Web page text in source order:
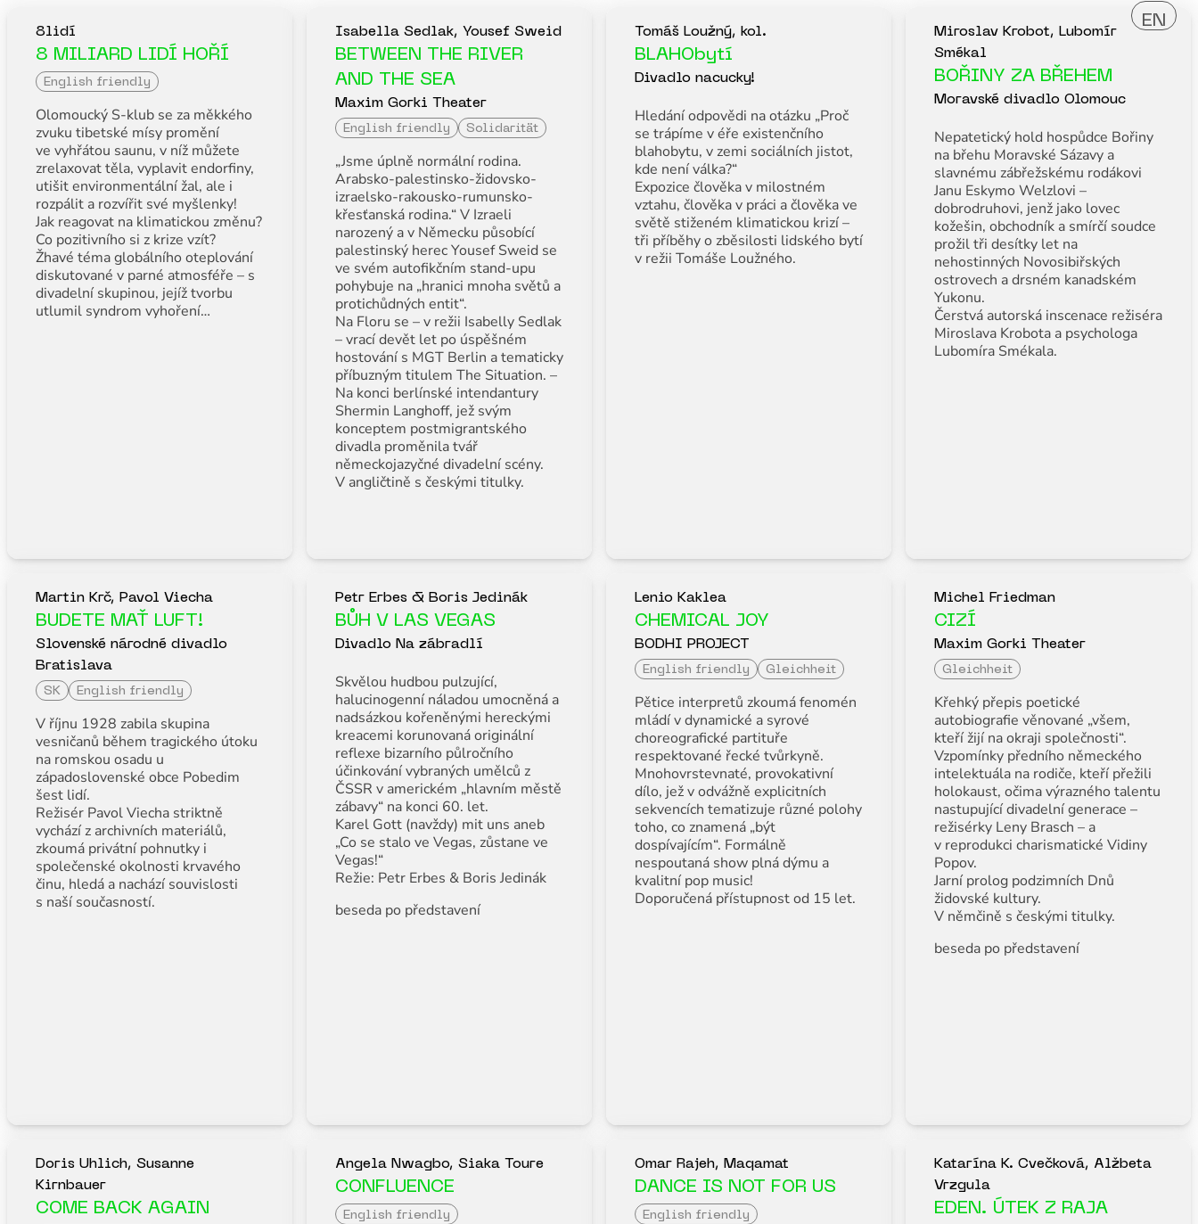
EN
8lidí
8 MILIARD LIDÍ HOŘÍ
English friendly
Olomoucký S-klub se za měkkého
zvuku tibetské mísy promění
ve vyhřátou saunu, v níž můžete
zrelaxovat těla, vyplavit endorfiny,
utišit environmentální žal, ale i
rozpálit a rozvířit své myšlenky!
Jak reagovat na klimatickou změnu?
Co pozitivního si z krize vzít?
Žhavé téma globálního oteplování
diskutované v parné atmosféře – s
divadelní skupinou, jejíž tvorbu
utlumil syndrom vyhoření…
Isabella Sedlak, Yousef Sweid
BETWEEN THE RIVER
AND THE SEA
Maxim Gorki Theater
English friendly Solidarität
„Jsme úplně normální rodina.
Arabsko-palestinsko-židovsko-
izraelsko-rakousko-rumunsko-
křesťanská rodina.“ V Izraeli
narozený a v Německu působící
palestinský herec Yousef Sweid se
ve svém autofikčním stand-upu
pohybuje na „hranici mnoha světů a
protichůdných entit“.
Na Floru se – v režii Isabelly Sedlak
– vrací devět let po úspěšném
hostování s MGT Berlin a tematicky
příbuzným titulem The Situation. –
Na konci berlínské intendantury
Shermin Langhoff, jež svým
konceptem postmigrantského
divadla proměnila tvář
německojazyčné divadelní scény.
V angličtině s českými titulky.
Tomáš Loužný, kol.
BLAHObytí
Divadlo nacucky!
Hledání odpovědi na otázku „Proč
se trápíme v éře existenčního
blahobytu, v zemi sociálních jistot,
kde není válka?“
Expozice člověka v milostném
vztahu, člověka v práci a člověka ve
světě stiženém klimatickou krizí –
tři příběhy o zběsilosti lidského bytí
v režii Tomáše Loužného.
Miroslav Krobot, Lubomír
Smékal
BOŘINY ZA BŘEHEM
Moravské divadlo Olomouc
Nepatetický hold hospůdce Bořiny
na břehu Moravské Sázavy a
slavnému zábřežskému rodákovi
Janu Eskymo Welzlovi –
dobrodruhovi, jenž jako lovec
kožešin, obchodník a smírčí soudce
prožil tři desítky let na
nehostinných Novosibiřských
ostrovech a drsném kanadském
Yukonu.
Čerstvá autorská inscenace režiséra
Miroslava Krobota a psychologa
Lubomíra Smékala.
Martin Krč, Pavol Viecha
BUDETE MAŤ LUFT!
Slovenské národné divadlo
Bratislava
SK English friendly
V říjnu 1928 zabila skupina
vesničanů během tragického útoku
na romskou osadu u
západoslovenské obce Pobedim
šest lidí.
Režisér Pavol Viecha striktně
vychází z archivních materiálů,
zkoumá privátní pohnutky i
společenské okolnosti krvavého
činu, hledá a nachází souvislosti
s naší současností.
Petr Erbes & Boris Jedinák
BŮH V LAS VEGAS
Divadlo Na zábradlí
Skvělou hudbou pulzující,
halucinogenní náladou umocněná a
nadsázkou kořeněnými hereckými
kreacemi korunovaná originální
reflexe bizarního půlročního
účinkování vybraných umělců z
ČSSR v americkém „hlavním městě
zábavy“ na konci 60. let.
Karel Gott (navždy) mit uns aneb
„Co se stalo ve Vegas, zůstane ve
Vegas!“
Režie: Petr Erbes & Boris Jedinák
beseda po představení
Lenio Kaklea
CHEMICAL JOY
BODHI PROJECT
English friendly Gleichheit
Pětice interpretů zkoumá fenomén
mládí v dynamické a syrové
choreografické partituře
respektované řecké tvůrkyně.
Mnohovrstevnaté, provokativní
dílo, jež v odvážně explicitních
sekvencích tematizuje různé polohy
toho, co znamená „být
dospívajícím“. Formálně
nespoutaná show plná dýmu a
kvalitní pop music!
Doporučená přístupnost od 15 let.
Michel Friedman
CIZÍ
Maxim Gorki Theater
Gleichheit
Křehký přepis poetické
autobiografie věnované „všem,
kteří žijí na okraji společnosti“.
Vzpomínky předního německého
intelektuála na rodiče, kteří přežili
holokaust, očima výrazného talentu
nastupující divadelní generace –
režisérky Leny Brasch – a
v reprodukci charismatické Vidiny
Popov.
Jarní prolog podzimních Dnů
židovské kultury.
V němčině s českými titulky.
beseda po představení
Doris Uhlich, Susanne
Kirnbauer
COME BACK AGAIN
Angela Nwagbo, Siaka Toure
CONFLUENCE
English friendly
Omar Rajeh, Maqamat
DANCE IS NOT FOR US
English friendly
Katarína K. Cvečková, Alžbeta
Vrzgula
EDEN. ÚTEK Z RAJA